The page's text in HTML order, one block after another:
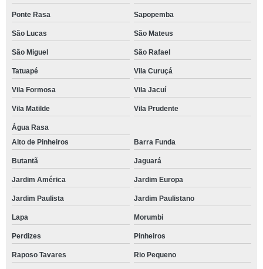
Ponte Rasa Sapopemba
São Lucas São Mateus
São Miguel São Rafael
Tatuapé Vila Curuçá
Vila Formosa Vila Jacuí
Vila Matilde Vila Prudente
Água Rasa
Alto de Pinheiros
Barra Funda
Butantã Jaguará
Jardim América Jardim Europa
Jardim Paulista Jardim Paulistano
Lapa Morumbi
Perdizes Pinheiros
Raposo Tavares Rio Pequeno